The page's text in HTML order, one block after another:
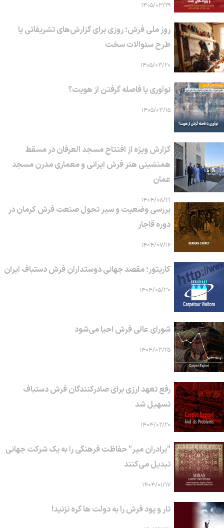
۱۴۰۵/۰۳/۲۹
روز ملی فرش؛ روزی برای گزارش‌های تشریفاتی یا
طرح سئوالات سخت
۱۴۰۵/۰۳/۲۰
نوآوری یا فاصله گرفتن از هویت؟
۱۴۰۵/۰۳/۱۵
گزارش ویژه از افتتاح مسجد العرفان در مسقط
همنشینی هنر فرش ایرانی و معماری مدرن مسجد
عمان
۱۴۰۴/۰۸/۲۱
بررسی وضعیت و سیر تحول صنعت فرش کرمان در
دوره قاجار
۱۴۰۴/۰۷/۱۶
کارپتور؛ مقصد جهانی دوستداران فرش دستباف ایران
۱۴۰۴/۰۵/۳۰
شورای عالی فرش احیا می‌شود
۱۴۰۴/۰۳/۲۵
رفع تعهد ارزی برای صادرکنندگان فرش دستباف
تسهیل شد
۱۴۰۴/۰۲/۲۰
"برادران میر" حفاظت فرهنگی را به یک شرکت جهانی
تبدیل می‌کنند
۱۴۰۴/۰۱/۱۷
تار و پود فرش را به دولت ها گره نزنید!